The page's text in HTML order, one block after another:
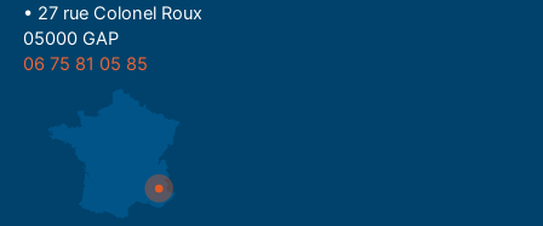
• 27 rue Colonel Roux
05000 GAP
06 75 81 05 85